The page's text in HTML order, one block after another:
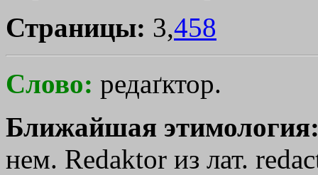
Страницы: 3,458
Слово: редаґктор.
Ближайшая
нем. Redaktor из лат.